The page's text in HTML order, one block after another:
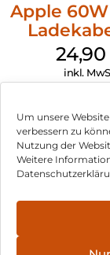
Um unsere
verbessern zu
Nutzung der
Weitere
Apple 60W
24,90
inkl.
Impressum